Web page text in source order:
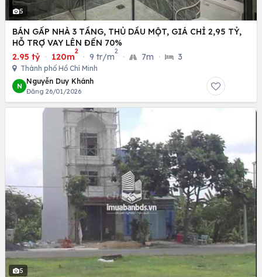
5
BÁN GẤP NHÀ 3 TẦNG, THỦ DẦU MỘT, GIÁ CHỈ 2,95 TỶ,
HỖ TRỢ VAY LÊN ĐẾN 70%
2.95 tỷ · 120m
2
· 9 tr/m
2
· 7m · 3
Thành phố Hồ Chí Minh
N
Nguyễn Duy Khánh
Đăng 26/01/2026
5